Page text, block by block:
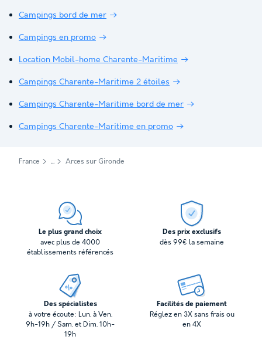
Campings bord de mer
Campings en promo
Location Mobil-home Charente-Maritime
Campings Charente-Maritime 2 étoiles
Campings Charente-Maritime bord de mer
Campings Charente-Maritime en promo
France Arces sur Gironde
Le plus grand choix
avec plus de 4000
établissements référencés
Des prix exclusifs
dès 99€ la semaine
Des spécialistes
à votre écoute: Lun. à Ven.
9h-19h / Sam. et Dim. 10h-
19h
Facilités de paiement
Réglez en 3X sans frais ou
en 4X